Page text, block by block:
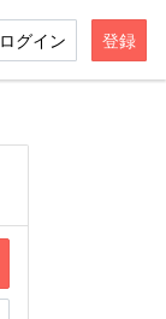
ログイン 登録